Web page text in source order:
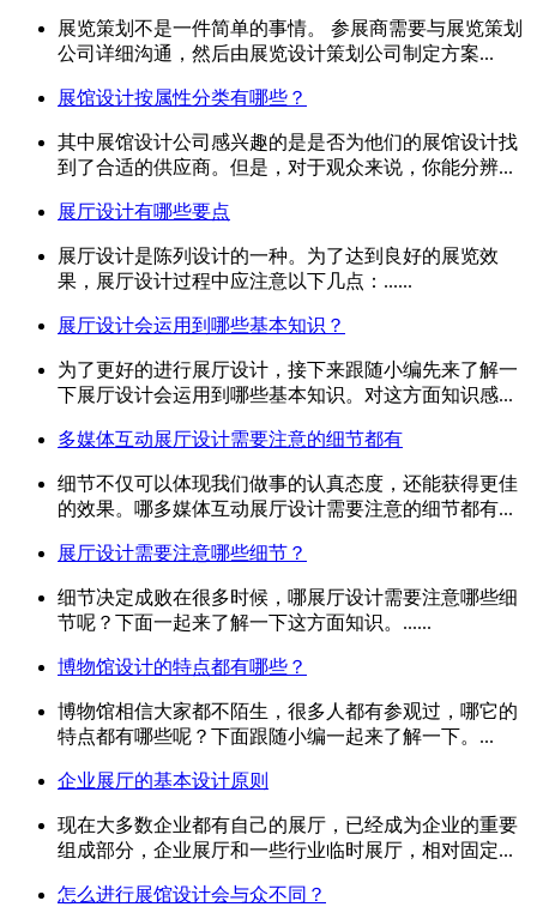
展览策划不是一件简单的事情。 参展商需要与展览策划
公司详细沟通，然后由展览设计策划公司制定方案...
展馆设计按属性分类有哪些？
其中展馆设计公司感兴趣的是是否为他们的展馆设计找
到了合适的供应商。但是，对于观众来说，你能分辨...
展厅设计有哪些要点
展厅设计是陈列设计的一种。为了达到良好的展览效
果，展厅设计过程中应注意以下几点：......
展厅设计会运用到哪些基本知识？
为了更好的进行展厅设计，接下来跟随小编先来了解一
下展厅设计会运用到哪些基本知识。对这方面知识感...
多媒体互动展厅设计需要注意的细节都有
细节不仅可以体现我们做事的认真态度，还能获得更佳
的效果。哪多媒体互动展厅设计需要注意的细节都有...
展厅设计需要注意哪些细节？
细节决定成败在很多时候，哪展厅设计需要注意哪些细
节呢？下面一起来了解一下这方面知识。......
博物馆设计的特点都有哪些？
博物馆相信大家都不陌生，很多人都有参观过，哪它的
特点都有哪些呢？下面跟随小编一起来了解一下。...
企业展厅的基本设计原则
现在大多数企业都有自己的展厅，已经成为企业的重要
组成部分，企业展厅和一些行业临时展厅，相对固定...
怎么进行展馆设计会与众不同？